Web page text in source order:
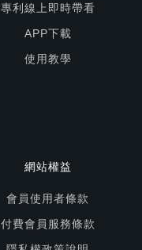
專利線上即時帶看
APP下載
使用教學
網站權益
會員使用者條款
付費會員服務條款